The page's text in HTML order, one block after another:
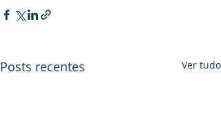
Posts recentes Ver tudo